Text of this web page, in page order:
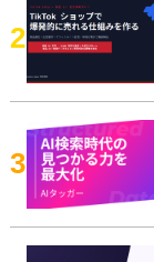
2
3